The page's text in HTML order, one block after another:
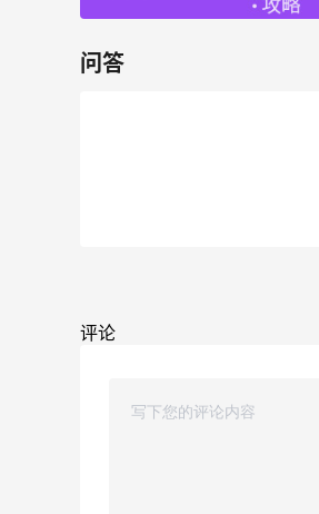
问答
评论